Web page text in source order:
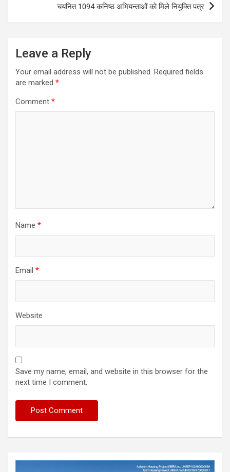
चयनित 1094 कनिष्ठ अभियन्ताओं को मिले नियुक्ति पत्र
Leave a Reply
Your email address will not be published. Required fields
are marked *
Comment *
Name *
Email *
Website
Save my name, email, and website in this browser for the
next time I comment.